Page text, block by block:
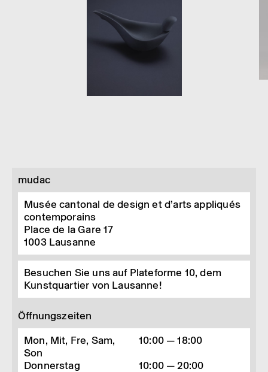
mudac
Musée cantonal de design et d’arts appliqués
contemporains
Place de la Gare 17
1003 Lausanne
Besuchen Sie uns auf Plateforme 10, dem
Kunstquartier von Lausanne!
Öffnungszeiten
Mon, Mit, Fre, Sam,
Son
10:00 — 18:00
Donnerstag
10:00 — 20:00